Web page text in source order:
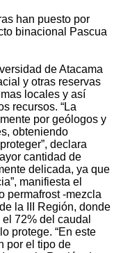
han puesto por
binacional Pascua
de Atacama
y otras reservas
locales y así
recursos. “La
por geólogos y
obteniendo
declara
cantidad de
delicada, ya que
manifiesta el
permafrost -mezcla
la III Región, donde
72% del caudal
protege. “En este
por el tipo de